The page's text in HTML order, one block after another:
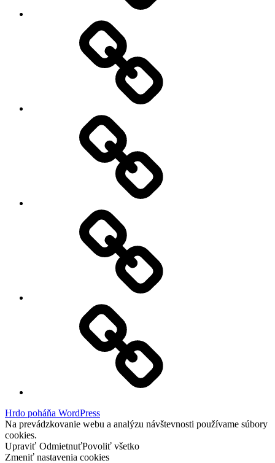
Hrdo poháňa WordPress
Na prevádzkovanie webu a analýzu návštevnosti používame súbory
cookies.
Upraviť OdmietnuťPovoliť všetko
Zmeniť nastavenia cookies